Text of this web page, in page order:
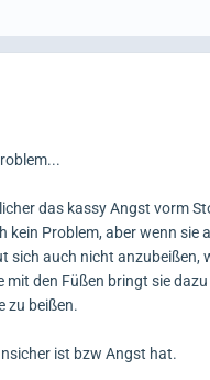
das kassy Angst vorm
Problem, aber wenn
sich auch nicht anzubeißen,
mit den Füßen bringt sie
zu beißen.
ist bzw Angst hat.